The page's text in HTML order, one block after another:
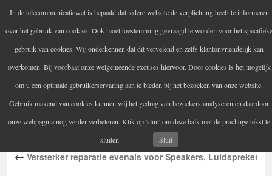
Audio Artem
Uw versterker-audio reparateur
Spring
Home Audio reparatie
Vintage audioapparatuur
← Versterker reparatie evenals voor Speakers, Luidsprekers,
In de telecommunicatiewet is bepaald dat iedere website de verplichting heeft te informeren
over het gebruik van cookies. Ook moet toestemming gevraagd te worden voor het specifieke
gebruik van cookies. Wij onderkennen dat dit vervelend en zelfs klantonvriendelijk kan
overkomen. Bij voorbaat onze welgemeende excuses hiervoor. Door cookies is het mogelijk
om u een optimale gebruikerservaring aan te bieden bij het bezoeken van onze website.
Gebruik makend van cookies kunnen wij het gedrag van bezoekers analyseren en daardoor
onze webpagina nog verder verbeteren. Klik op 'sluit' om deze balk met de prachtige tekst te
sluiten.
Sluit